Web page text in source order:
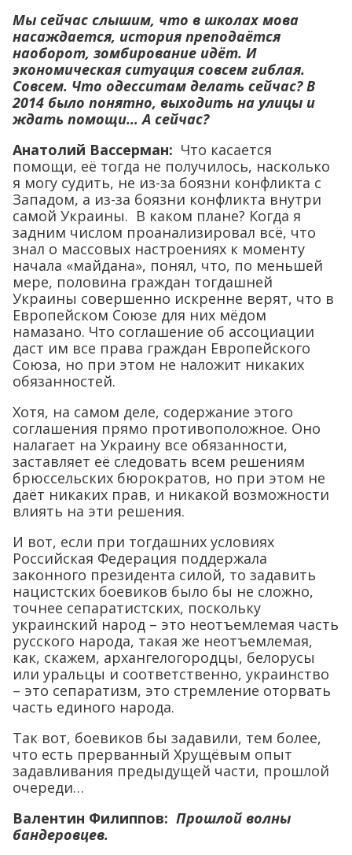
Мы сейчас слышим, что в школах мова
насаждается, история преподаётся
наоборот, зомбирование идёт. И
экономическая ситуация совсем гиблая.
Совсем. Что одесситам делать сейчас? В
2014 было понятно, выходить на улицы и
ждать помощи… А сейчас?
Анатолий Вассерман: Что касается
помощи, её тогда не получилось, насколько
я могу судить, не из-за боязни конфликта с
Западом, а из-за боязни конфликта внутри
самой Украины. В каком плане? Когда я
задним числом проанализировал всё, что
знал о массовых настроениях к моменту
начала «майдана», понял, что, по меньшей
мере, половина граждан тогдашней
Украины совершенно искренне верят, что в
Европейском Союзе для них мёдом
намазано. Что соглашение об ассоциации
даст им все права граждан Европейского
Союза, но при этом не наложит никаких
обязанностей.
Хотя, на самом деле, содержание этого
соглашения прямо противоположное. Оно
налагает на Украину все обязанности,
заставляет её следовать всем решениям
брюссельских бюрократов, но при этом не
даёт никаких прав, и никакой возможности
влиять на эти решения.
И вот, если при тогдашних условиях
Российская Федерация поддержала
законного президента силой, то задавить
нацистских боевиков было бы не сложно,
точнее сепаратистских, поскольку
украинский народ – это неотъемлемая часть
русского народа, такая же неотъемлемая,
как, скажем, архангелогородцы, белорусы
или уральцы и соответственно, украинство
– это сепаратизм, это стремление оторвать
часть единого народа.
Так вот, боевиков бы задавили, тем более,
что есть прерванный Хрущёвым опыт
задавливания предыдущей части, прошлой
очереди…
Валентин Филиппов: Прошлой волны
бандеровцев.